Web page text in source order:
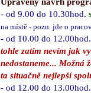
- od 9.00 do 10.30hod.
na místě - pozn. jde o
- od 10.00 do 12.00hod.
tohle zatím nevím jak
nedostaneme... Možná
ta situačně nejlepší
- od 12.00 do